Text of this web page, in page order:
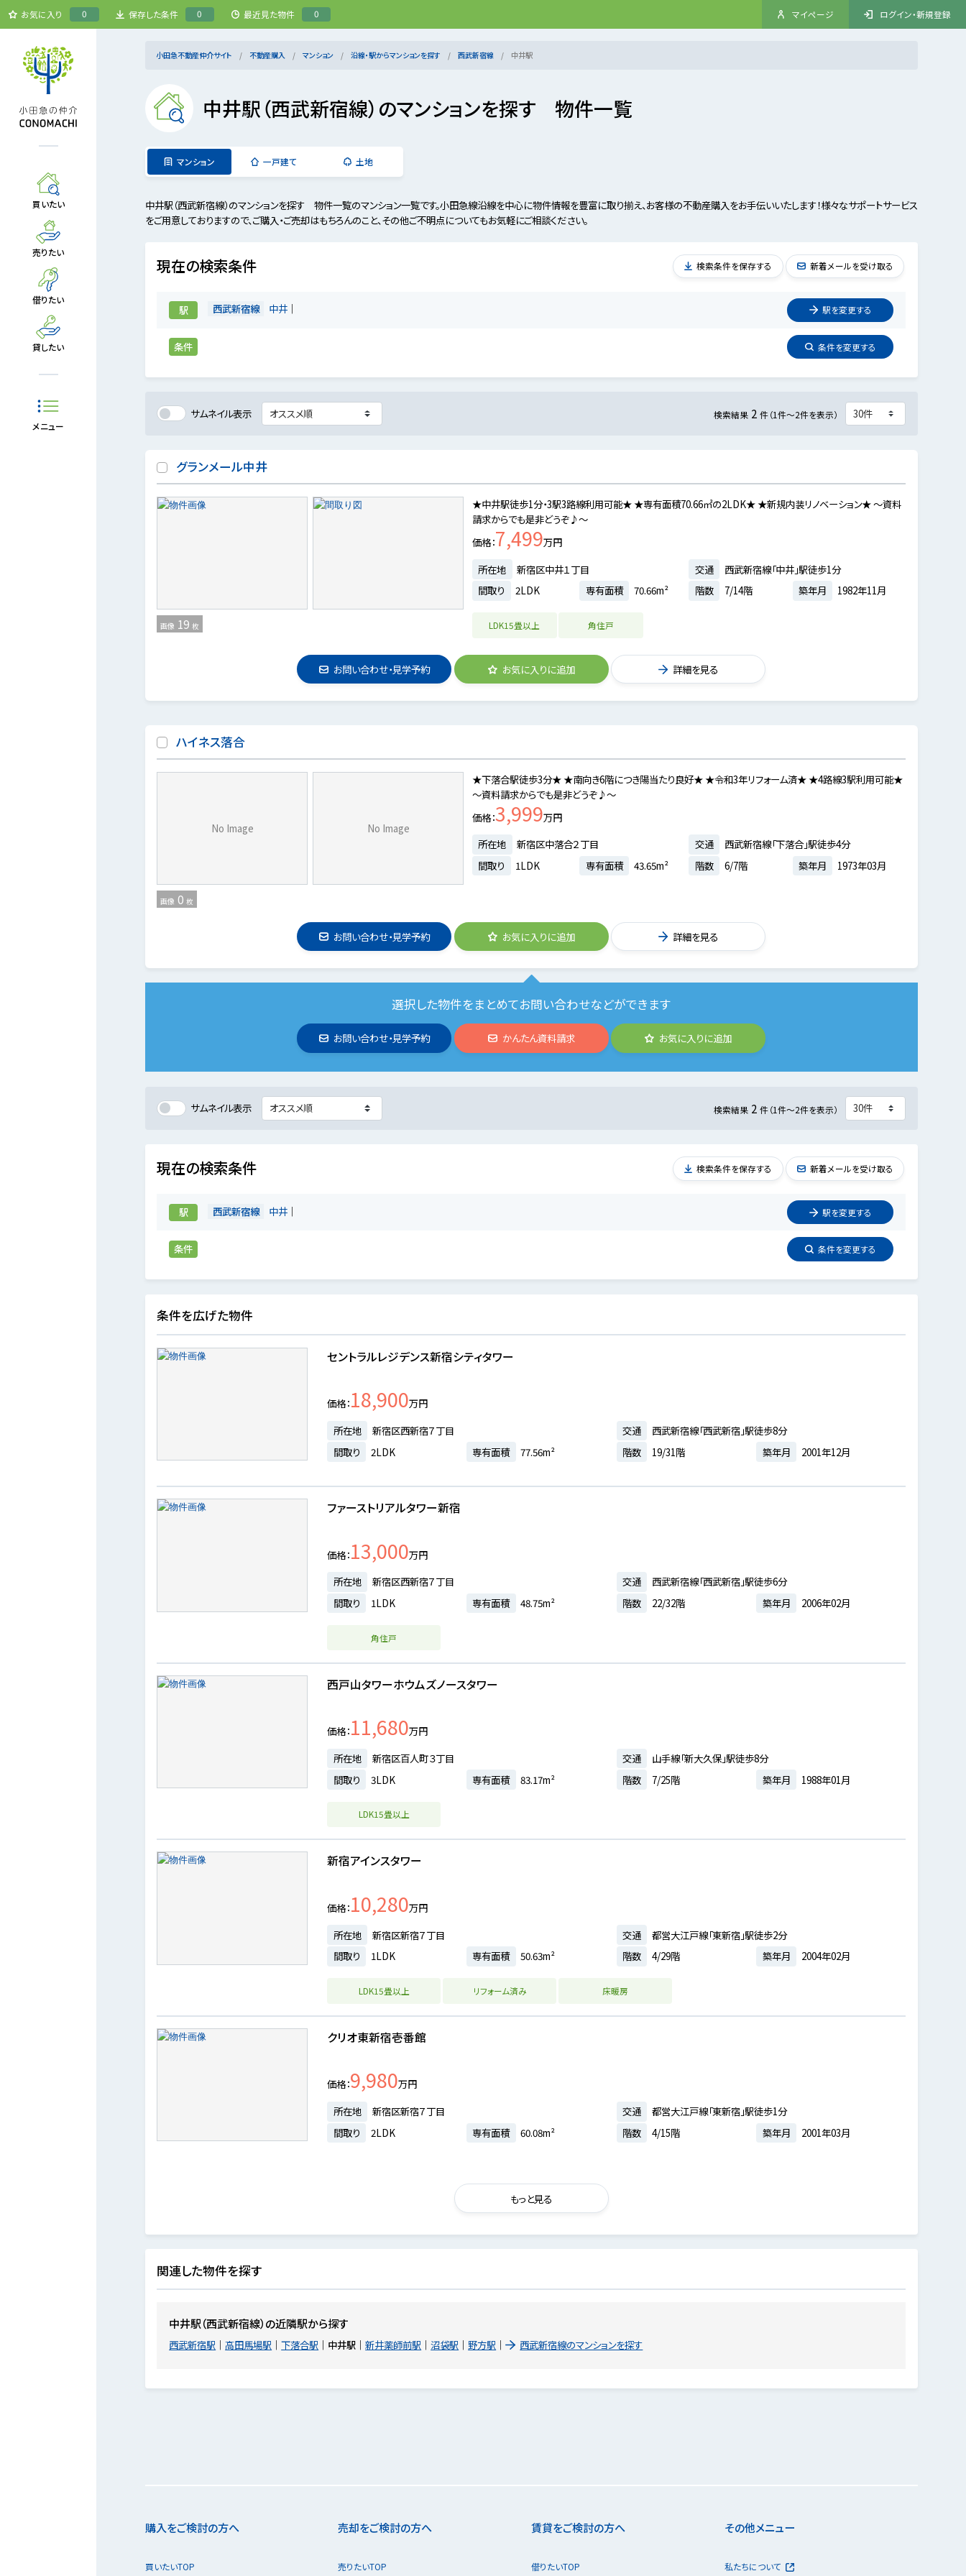
お気に入り 0 保存した条件 0 最近見た物件 0 マイページ ログイン・新規登録
買いたい
売りたい
借りたい
貸したい
メニュー
小田急不動産仲介サイト 不動産購入 マンション 沿線・駅からマンションを探す 西武新宿線 中井駅
中井駅（西武新宿線）のマンションを探す 物件一覧
マンション 一戸建て 土地
中井駅（西武新宿線）のマンションを探す 物件一覧のマンション一覧です。小田急線沿線を中心に物件情報を豊富に取り揃え、お客様の不動産購入をお手伝いいたします！様々なサポートサービス
をご用意しておりますので、ご購入・ご売却はもちろんのこと、その他ご不明点についてもお気軽にご相談ください。
現在の検索条件
駅 西武新宿線 中井 駅を変更する
条件 条件を変更する
検索条件を保存する 新着メールを受け取る
サムネイル表示 検索結果 2 件（1件～2件を表示）
グランメール中井
画像 19 枚
★中井駅徒歩1分・3駅3路線利用可能★ ★専有面積70.66㎡の2LDK★ ★新規内装リノベーション★ ～資料
請求からでも是非どうぞ♪～
価格 7,499万円
所在地
新宿区中井１丁目 交通
西武新宿線「中井」駅徒歩1分
間取り
2LDK 専有面積 70.66m² 階数 7/14階 築年月 1982年11月
LDK15畳以上 角住戸
お問い合わせ・見学予約 お気に入りに追加 詳細を見る
ハイネス落合
No Image No Image
画像 0 枚
★下落合駅徒歩3分★ ★南向き6階につき陽当たり良好★ ★令和3年リフォーム済★ ★4路線3駅利用可能★
～資料請求からでも是非どうぞ♪～
価格 3,999万円
所在地
新宿区中落合２丁目 交通
西武新宿線「下落合」駅徒歩4分
間取り
1LDK 専有面積 43.65m² 階数 6/7階 築年月 1973年03月
お問い合わせ・見学予約 お気に入りに追加 詳細を見る
選択した物件をまとめてお問い合わせなどができます
お問い合わせ・見学予約 かんたん資料請求 お気に入りに追加
サムネイル表示 検索結果 2 件（1件～2件を表示）
現在の検索条件
駅 西武新宿線 中井 駅を変更する
条件 条件を変更する
検索条件を保存する 新着メールを受け取る
条件を広げた物件
セントラルレジデンス新宿シティタワー
価格 18,900万円
所在地
新宿区西新宿７丁目 交通
西武新宿線「西武新宿」駅徒歩8分
間取り
2LDK 専有面積 77.56m² 階数 19/31階 築年月 2001年12月
ファーストリアルタワー新宿
価格 13,000万円
所在地
新宿区西新宿７丁目 交通
西武新宿線「西武新宿」駅徒歩6分
間取り
1LDK 専有面積 48.75m² 階数 22/32階 築年月 2006年02月
角住戸
西戸山タワーホウムズノースタワー
価格 11,680万円
所在地
新宿区百人町３丁目 交通
山手線「新大久保」駅徒歩8分
間取り
3LDK 専有面積 83.17m² 階数 7/25階 築年月 1988年01月
LDK15畳以上
新宿アインスタワー
価格 10,280万円
所在地
新宿区新宿７丁目 交通
都営大江戸線「東新宿」駅徒歩2分
間取り
1LDK 専有面積 50.63m² 階数 4/29階 築年月 2004年02月
LDK15畳以上 リフォーム済み 床暖房
クリオ東新宿壱番館
価格 9,980万円
所在地
新宿区新宿７丁目 交通
都営大江戸線「東新宿」駅徒歩1分
間取り
2LDK 専有面積 60.08m² 階数 4/15階 築年月 2001年03月
もっと見る
関連した物件を探す
中井駅（西武新宿線）の近隣駅から探す
西武新宿駅 高田馬場駅 下落合駅 中井駅 新井薬師前駅 沼袋駅 野方駅 西武新宿線のマンションを探す
購入をご検討の方へ
買いたいTOP
売却をご検討の方へ
売りたいTOP
賃貸をご検討の方へ
借りたいTOP
その他メニュー
私たちについて